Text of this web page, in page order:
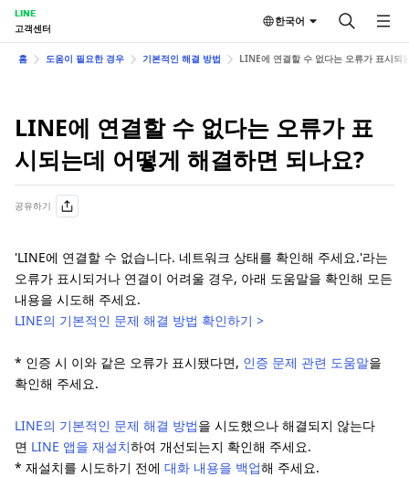
LINE
고객센터
한국어
홈 도움이 필요한 경우 기본적인 해결 방법 LINE에 연결할 수 없다는 오류가 표시되
LINE에 연결할 수 없다는 오류가 표
시되는데 어떻게 해결하면 되나요?
공유하기
'LINE에 연결할 수 없습니다. 네트워크 상태를 확인해 주세요.'라는
오류가 표시되거나 연결이 어려울 경우, 아래 도움말을 확인해 모든
내용을 시도해 주세요.
LINE의 기본적인 문제 해결 방법 확인하기 >
* 인증 시 이와 같은 오류가 표시됐다면, 인증 문제 관련 도움말을
확인해 주세요.
LINE의 기본적인 문제 해결 방법을 시도했으나 해결되지 않는다
면 LINE 앱을 재설치하여 개선되는지 확인해 주세요.
* 재설치를 시도하기 전에 대화 내용을 백업해 주세요.